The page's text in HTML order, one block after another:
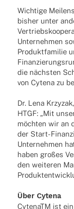
Wich­tige
bisher unter
Unter­neh­men
Produkt­fa­mi­lie
die nächs­ten
von Cytena zu
Dr. Lena
HTGF: „Mit
möch­ten wir an
der Start-
Unter­neh­men
haben großes
den weite­ren
Über Cytena
Cyten­aTM ist